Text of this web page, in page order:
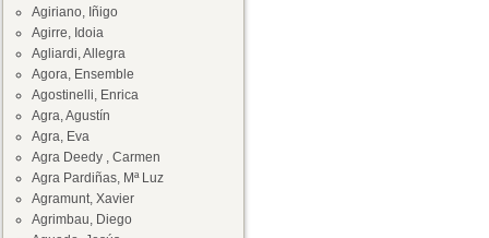
Agiriano, Iñigo
Agirre, Idoia
Agliardi, Allegra
Agora, Ensemble
Agostinelli, Enrica
Agra, Agustín
Agra, Eva
Agra Deedy , Carmen
Agra Pardiñas, Mª Luz
Agramunt, Xavier
Agrimbau, Diego